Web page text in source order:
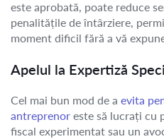
este aprobată, poate reduce
penalitățile de întârziere,
moment dificil fără a vă
Apelul la Expertiză
Cel mai bun mod de a evita
antreprenor este să lucrați cu
fiscal experimentat sau un